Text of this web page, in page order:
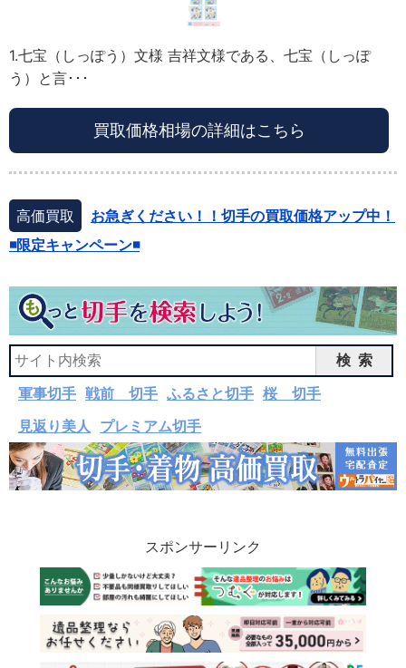
1.七宝（しっぽう）文様 吉祥文様である、七宝（しっぽ
う）と言･･･
買取価格相場の詳細はこちら
高価買取
お急ぎください！！切手の買取価格アップ中！
◾️限定キャンペーン◾️
検索
軍事切手 戦前 切手 ふるさと切手 桜 切手
見返り美人 プレミアム切手
スポンサーリンク